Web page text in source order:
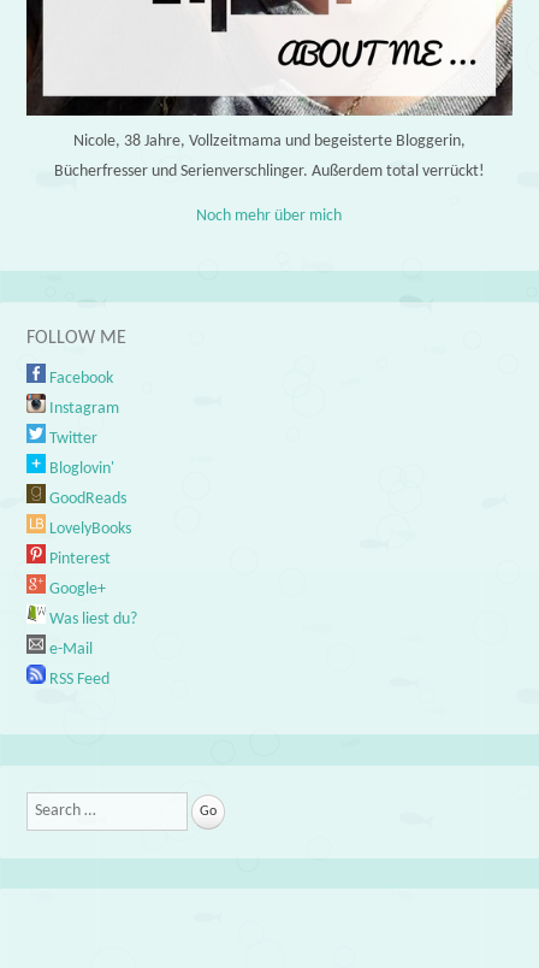
Nicole, 38 Jahre, Vollzeitmama und begeisterte Bloggerin,
Bücherfresser und Serienverschlinger. Außerdem total verrückt!
Noch mehr über mich
FOLLOW ME
Facebook
Instagram
Twitter
Bloglovin'
GoodReads
LovelyBooks
Pinterest
Google+
Was liest du?
e-Mail
RSS Feed
Search